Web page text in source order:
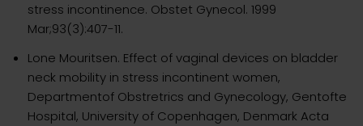
stress incontinence. Obstet Gynecol. 1999
Mar;93(3):407-11.
Lone Mouritsen. Effect of vaginal devices on bladder
neck mobility in stress incontinent women,
Departmentof Obstretrics and Gynecology, Gentofte
Hospital, University of Copenhagen, Denmark Acta